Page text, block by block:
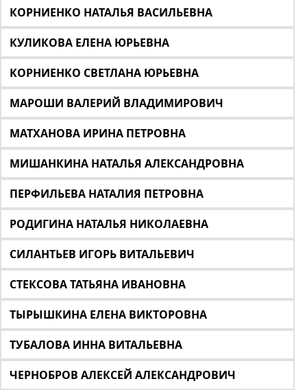
КОРНИЕНКО НАТАЛЬЯ ВАСИЛЬЕВНА
КУЛИКОВА ЕЛЕНА ЮРЬЕВНА
КОРНИЕНКО СВЕТЛАНА ЮРЬЕВНА
МАРОШИ ВАЛЕРИЙ ВЛАДИМИРОВИЧ
МАТХАНОВА ИРИНА ПЕТРОВНА
МИШАНКИНА НАТАЛЬЯ АЛЕКСАНДРОВНА
ПЕРФИЛЬЕВА НАТАЛИЯ ПЕТРОВНА
РОДИГИНА НАТАЛЬЯ НИКОЛАЕВНА
СИЛАНТЬЕВ ИГОРЬ ВИТАЛЬЕВИЧ
СТЕКСОВА ТАТЬЯНА ИВАНОВНА
ТЫРЫШКИНА ЕЛЕНА ВИКТОРОВНА
ТУБАЛОВА ИННА ВИТАЛЬЕВНА
ЧЕРНОБРОВ АЛЕКСЕЙ АЛЕКСАНДРОВИЧ